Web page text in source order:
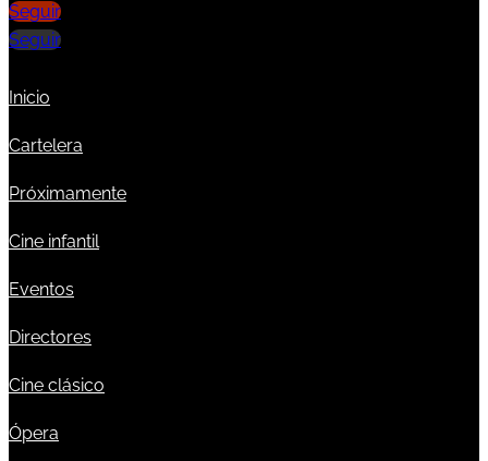
Seguir
Seguir
Inicio
Cartelera
Próximamente
Cine infantil
Eventos
Directores
Cine clásico
Ópera